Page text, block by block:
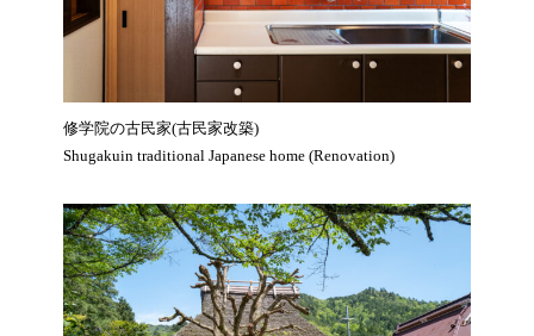
修学院の古民家(古民家改築)
Shugakuin traditional Japanese home (Renovation)